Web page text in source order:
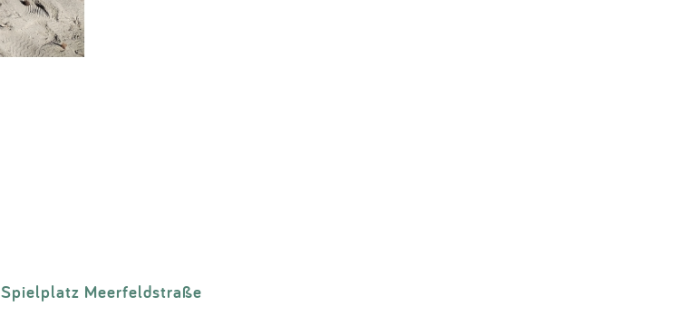
Spielplatz Meerfeldstraße